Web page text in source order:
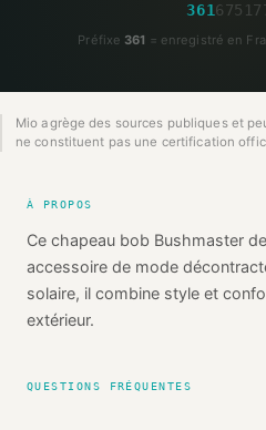
361675 1 7
Préfixe 361 = enregistré en
Mio agrège des sources publiques et
ne constituent pas une certification
À PROPOS
Ce chapeau bob Bushmaster
accessoire de mode
solaire, il combine style et
extérieur.
QUESTIONS FRÉQUENTES